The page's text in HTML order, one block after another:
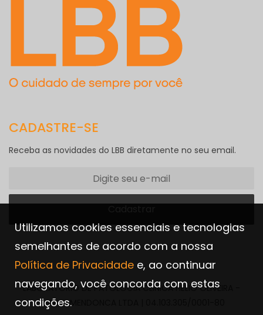
CADASTRE-SE
Receba as novidades do LBB diretamente no seu email.
LABORATORIO DE PATOLOGIA CLINICA HELIO OLIVEIRA -
DANILO MENDONCA LTDA | 04.103.305/0001-80
Utilizamos cookies essenciais e tecnologias
semelhantes de acordo com a nossa
Política de Privacidade e, ao continuar
navegando, você concorda com estas
condições.